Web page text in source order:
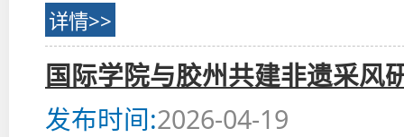
详情>>
国际学院与胶州共建非遗采风
发布时间:2026-04-19